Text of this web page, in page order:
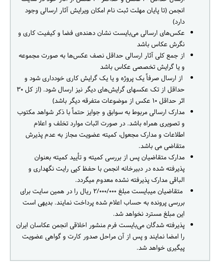
انجمن (تا پایان مهلت ثبت نام امکان ویرایش آثار ارسالی وجود
دارد)
عکس‌های ارسالی می‌بایست نشان دهنده‌ی فضا و کیفیت کاری و
نگرش عکاس باشد‬‬‬
از جمع کلی آثار ارسالی حداقل نصف عکس‌ها به صورت مجموعه
و یا گرایش تخصصی عکاس باشد‬
از ارسال صرفاً یک پروژه و یا یک گرایش کاری خودداری شود و
حداقل از تک عکس‫های گرایش‌های دیگر نیز ارسال شود. (از کل ۳۰
اثر حداقل ۱۰ عکس از موضوعات متفرقه دیگر باشد)‬‬
مدارک ارسالی مربوط به سوابق و جوایز حتماً با ذکر شواهد مکتوب
و تصویری همراه باشد. در صورت اثبات موارد تخلف و اعلام
اطلاعات و مدارک مجعول، کمیته عضویت مجاز به عدم پذیرش
متقاضی می باشد.
مدارک متقاضیان پس از بررسی کمیته و تأیید کمیته بعنوان
پذیرفته شده در دبیرخانه انجمن با حفظ کپی رایت نگهداری و
الباقی مدارک پذیرفته نشده معدوم می‫گردد.‬
متقاضیان می‫بایست مبلغ ۲/۰۰۰/۰۰۰ ريال را در همین سایت برای
بررسی پرونده به حساب اعلام شده پرداخت نمایند. بدیهی است
این مبلغ مسترد نخواهد شد.‬
پذیرفته شدگان می‌بایست فرم منشور اخلاقی انجمن عکاسان ایران
را امضا نمایند و پس از آن مراحل صدور کارت و گواهی عضویت
پیگیری خواهد شد.